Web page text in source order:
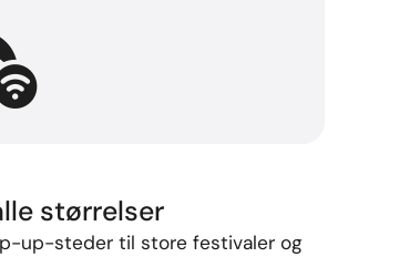
størrelser
up-steder til store festivaler og